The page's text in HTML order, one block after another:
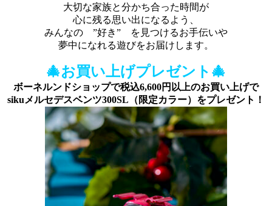
大切な家族と分かち合った時間が
心に残る思い出になるよう、
みんなの ”好き” を見つけるお手伝いや
夢中になれる遊びをお届けします。
🎄お買い上げプレゼント🎄
ボーネルンドショップで税込6,600円以上のお買い上げで
sikuメルセデスベンツ300SL（限定カラー）をプレゼント！